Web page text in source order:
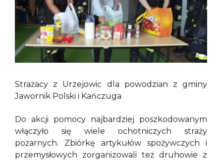
Strażacy z Urzejowic dla powodzian z gminy
Jawornik Polski i Kańczuga
Do akcji pomocy najbardziej poszkodowanym
włączyło się wiele ochotniczych straży
pożarnych. Zbiórkę artykułów spożywczych i
przemysłowych zorganizowali też druhowie z